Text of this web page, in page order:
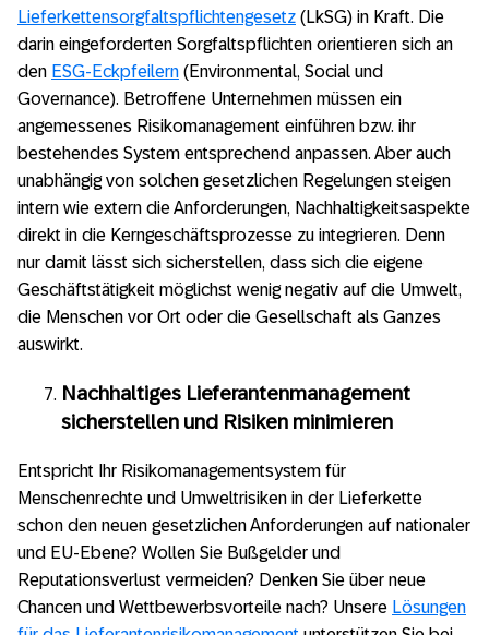
Lieferkettensorgfaltspflichtengesetz (LkSG) in Kraft. Die
darin eingeforderten Sorgfaltspflichten orientieren sich an
den ESG-Eckpfeilern (Environmental, Social und
Governance). Betroffene Unternehmen müssen ein
angemessenes Risikomanagement einführen bzw. ihr
bestehendes System entsprechend anpassen. Aber auch
unabhängig von solchen gesetzlichen Regelungen steigen
intern wie extern die Anforderungen, Nachhaltigkeitsaspekte
direkt in die Kerngeschäftsprozesse zu integrieren. Denn
nur damit lässt sich sicherstellen, dass sich die eigene
Geschäftstätigkeit möglichst wenig negativ auf die Umwelt,
die Menschen vor Ort oder die Gesellschaft als Ganzes
auswirkt.
Nachhaltiges Lieferantenmanagement
sicherstellen und Risiken minimieren
Entspricht Ihr Risikomanagementsystem für
Menschenrechte und Umweltrisiken in der Lieferkette
schon den neuen gesetzlichen Anforderungen auf nationaler
und EU-Ebene? Wollen Sie Bußgelder und
Reputationsverlust vermeiden? Denken Sie über neue
Chancen und Wettbewerbsvorteile nach? Unsere Lösungen